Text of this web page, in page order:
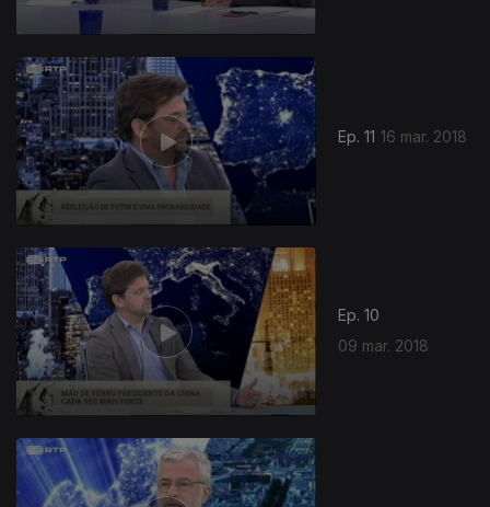
Ep. 11 16 mar. 2018
Ep. 10
09 mar. 2018